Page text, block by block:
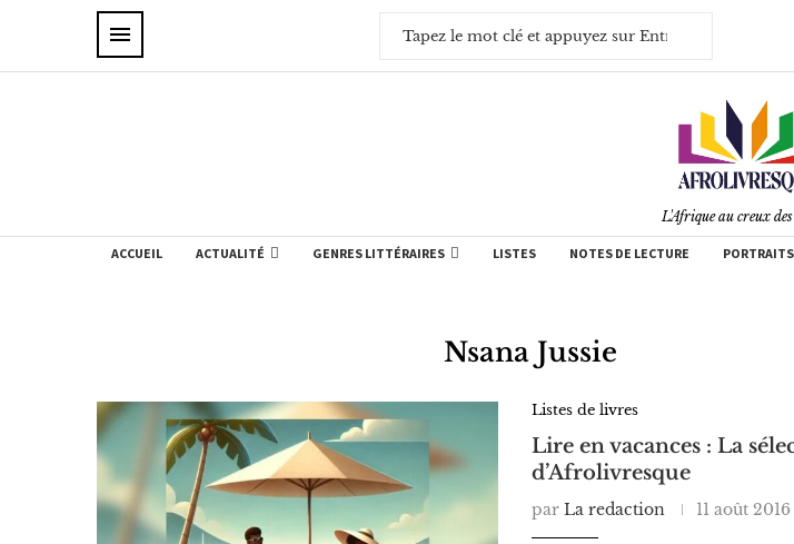
L'Afrique au creux
ACCUEIL ACTUALITÉ GENRES LITTÉRAIRES LISTES NOTES DE LECTURE
Nsana Jussie
Listes de livres
Lire en vacances : La
d’Afrolivresque
par La redaction 11 août 2016